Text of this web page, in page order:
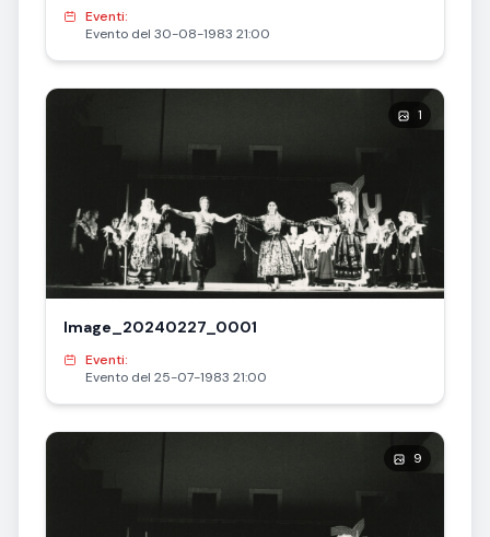
Eventi:
Evento del 30-08-1983 21:00
1
Image_20240227_0001
Eventi:
Evento del 25-07-1983 21:00
9